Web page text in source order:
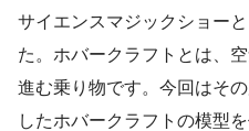
サイエンスマジックショー
た。ホバークラフトとは、
進む乗り物です。今回はそ
したホバークラフトの模型を